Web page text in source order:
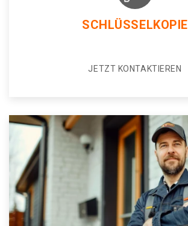
SCHLÜSSELKOPIE
JETZT KONTAKTIEREN